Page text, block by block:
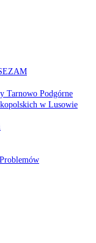
Tarnowo Podgórne
w Lusowie